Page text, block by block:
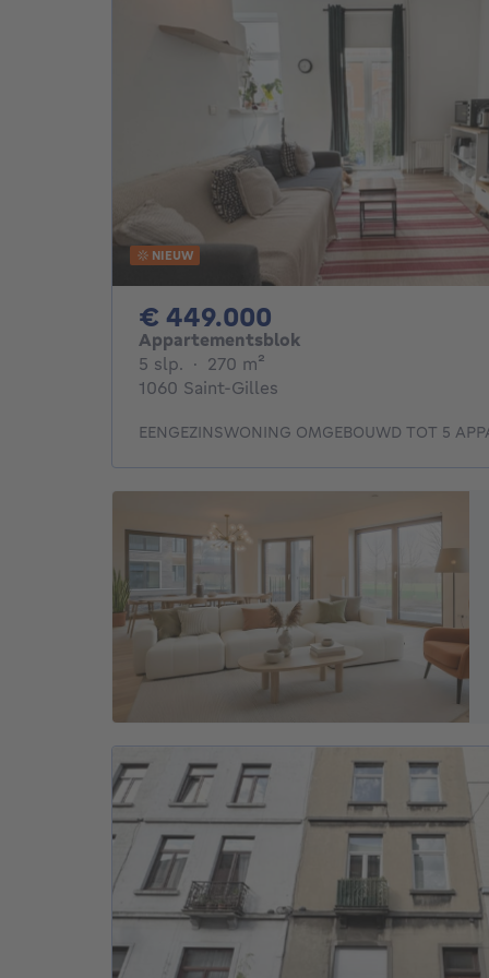
NIEUW
€ 449.000
Appartementsblok
5 slp. 5 slaapkamers
· 270 m²
1060 Saint-Gilles
EENGEZINSWONING OMGEBOUWD TOT 5